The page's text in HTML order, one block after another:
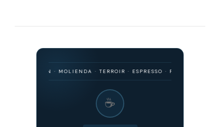
· MOLIENDA · TERROIR · ESPRESSO · FILTRADO ·
☕